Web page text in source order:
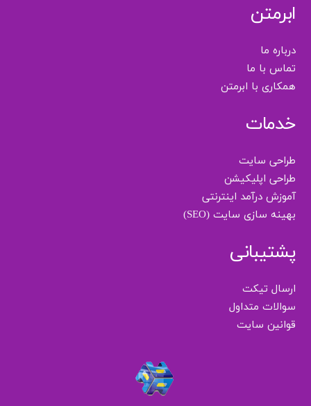
ابرمتن
درباره ما
تماس با ما
همکاری با ابرمتن
خدمات
طراحی سایت
طراحی اپلیکیشن
آموزش درآمد اینترنتی
بهینه سازی سایت (SEO)
پشتیبانی
ارسال تیکت
سوالات متداول
قوانین سایت